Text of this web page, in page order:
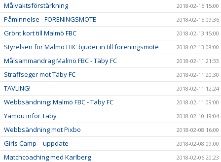
Målvaktsförstärkning 2018-02-15 15:00
Påminnelse - FÖRENINGSMÖTE 2018-02-15 09:36
Grönt kort till Malmö FBC 2018-02-13 15:00
Styrelsen för Malmö FBC bjuder in till föreningsmöte 2018-02-13 08:00
Målsammandrag Malmö FBC - Täby FC 2018-02-11 21:33
Straffseger mot Täby FC 2018-02-11 20:30
TÄVLING! 2018-02-11 12:24
Webbsändning: Malmö FBC - Täby FC 2018-02-11 09:00
Yamou inför Täby 2018-02-10 19:04
Webbsändning mot Pixbo 2018-02-08 16:00
Girls Camp – uppdate 2018-02-08 09:00
Matchcoaching med Karlberg 2018-02-06 20:23